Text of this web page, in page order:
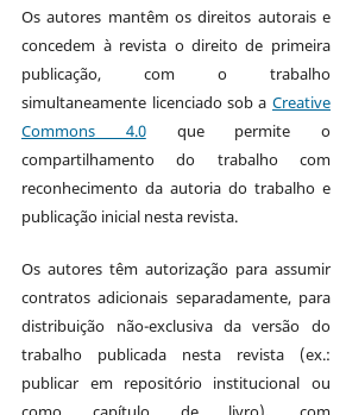
Os autores mantêm os direitos autorais e
concedem à revista o direito de primeira
publicação, com o trabalho
simultaneamente licenciado sob a Creative
Commons 4.0que permite o
compartilhamento do trabalho com
reconhecimento da autoria do trabalho e
publicação inicial nesta revista.
Os autores têm autorização para assumir
contratos adicionais separadamente, para
distribuição não-exclusiva da versão do
trabalho publicada nesta revista (ex.:
publicar em repositório institucional ou